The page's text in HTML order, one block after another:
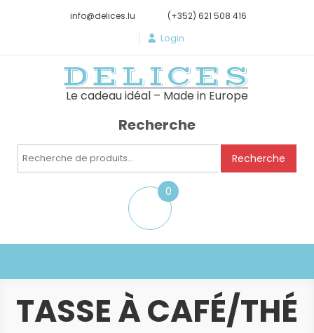
info@delices.lu (+352) 621 508 416
Login
DELICES
Le cadeau idéal – Made in Europe
Recherche
Recherche
Recherche
0
item
TASSE À CAFÉ/THÉ